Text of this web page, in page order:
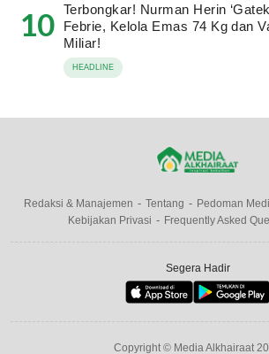
10 Terbongkar! Nurman Herin
Febrie, Kelola Emas 74 Kg dan
Miliar!
HEADLINE
Redaksi & Manajemen Tentang Pedoman
Kebijakan Privasi
Frequently Asked
Segera Hadir
Copyright © Media Alkhairaat